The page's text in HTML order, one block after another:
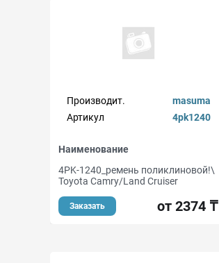
Производит.
masuma
Артикул
4pk1240
Наименование
4PK-1240_ремень поликлиновой!\
Toyota Camry/Land Cruiser
Заказать от 2374 ₸